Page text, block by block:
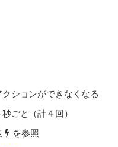
ションができなくなる
ごと（計４回）
を参照